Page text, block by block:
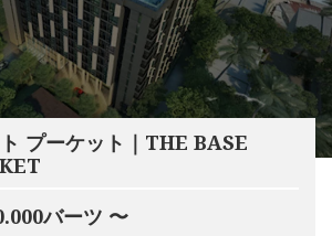
プーケット｜THE BASE
バーツ 〜